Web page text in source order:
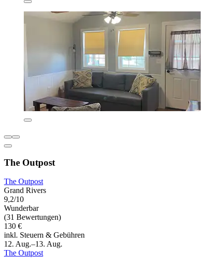
The Outpost
The Outpost
Grand Rivers
9,2/10
Wunderbar
(31 Bewertungen)
130 €
inkl. Steuern & Gebühren
12. Aug.–13. Aug.
The Outpost